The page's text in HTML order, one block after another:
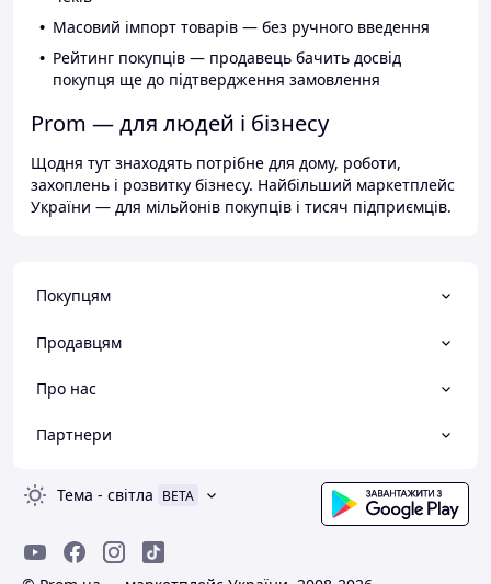
Масовий імпорт товарів — без ручного введення
Рейтинг покупців — продавець бачить досвід
покупця ще до підтвердження замовлення
Prom — для людей і бізнесу
Щодня тут знаходять потрібне для дому, роботи,
захоплень і розвитку бізнесу. Найбільший маркетплейс
України — для мільйонів покупців і тисяч підприємців.
Покупцям
Продавцям
Про нас
Партнери
Тема - світла BETA